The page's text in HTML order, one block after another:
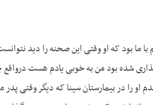
با ما بود که او وقتی این صحنه را دید
شده بود من به خوبی یادم هست درواقع
او را در بیمارستان سینا که دیگر وقتی